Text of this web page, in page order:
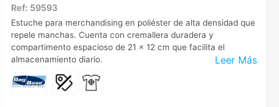
Ref: 59593
Leer Más
Estuche para merchandising en poliéster de alta densidad que
repele manchas. Cuenta con cremallera duradera y
compartimento espacioso de 21 x 12 cm que facilita el
almacenamiento diario.